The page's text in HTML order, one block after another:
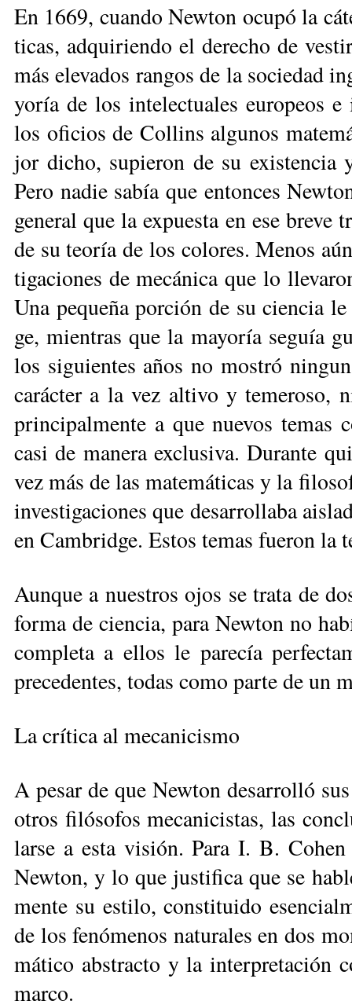
En 1669, cuan­do New­ton ocu­pó la
ti­cas, ad­qui­rien­do el de­re­cho de
más ele­va­dos ran­gos de la so­cie­dad
yo­ría de los in­te­lec­tua­les eu­ro­peos
los ofi­cios de Co­llins al­gu­nos
jor di­cho, su­pie­ron de su exis­ten­cia
Pe­ro na­die sa­bía que en­ton­ces
ge­ne­ral que la ex­pues­ta en ese bre­ve
de su teo­ría de los co­lo­res. Me­nos
ti­ga­cio­nes de me­cá­ni­ca que lo
Una pe­que­ña por­ción de su cien­cia
ge, mien­tras que la ma­yo­ría se­guía
los si­guien­tes años no mos­tró
ca­rác­ter a la vez al­ti­vo y te­me­ro­so,
prin­ci­pal­men­te a que nue­vos te­mas
ca­si de ma­ne­ra ex­clu­si­va. Du­ran­te
vez más de las ma­te­má­ti­cas y la
in­ves­ti­ga­cio­nes que de­sa­rro­lla­ba
en Cam­bridge. Es­tos te­mas fue­ron la
Aun­que a nues­tros ojos se tra­ta de
for­ma de cien­cia, pa­ra New­ton no
com­ple­ta a ellos le pa­re­cía
pre­ce­den­tes, to­das co­mo par­te de un
La crí­ti­ca al me­ca­ni­cis­mo
A pe­sar de que New­ton de­sa­rro­lló
otros fi­ló­so­fos me­ca­ni­cis­tas, las
lar­se a es­ta vi­sión. Pa­ra I. B.
New­ton, y lo que jus­ti­fi­ca que se
men­te su es­ti­lo, cons­ti­tui­do
de los fe­nó­me­nos na­tu­ra­les en dos
má­ti­co abs­trac­to y la in­ter­pre­ta­ción
mar­co.